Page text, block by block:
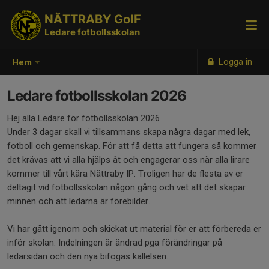
Hem Logga in
NÄTTRABY GoIF
Ledare fotbollsskolan
Ledare fotbollsskolan 2026
Hej alla Ledare för fotbollsskolan 2026
Under 3 dagar skall vi tillsammans skapa några dagar med lek,
fotboll och gemenskap. För att få detta att fungera så kommer
det krävas att vi alla hjälps åt och engagerar oss när alla lirare
kommer till vårt kära Nättraby IP. Troligen har de flesta av er
deltagit vid fotbollsskolan någon gång och vet att det skapar
minnen och att ledarna är förebilder.
Vi har gått igenom och skickat ut material för er att förbereda er
inför skolan. Indelningen är ändrad pga förändringar på
ledarsidan och den nya bifogas kallelsen.